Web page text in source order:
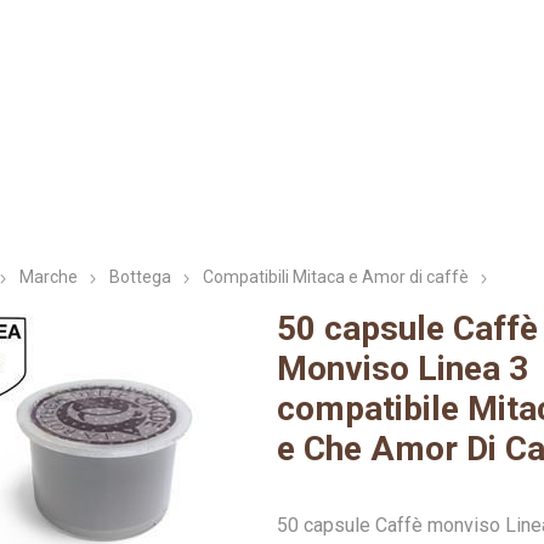
Vero Kimbo
Espresso Cap
Marche Bottega Compatibili Mitaca e Amor di caffè
50 capsule Caffè
Monviso Linea 3
compatibile
e Che Amor Di
50 capsule Caffè monviso